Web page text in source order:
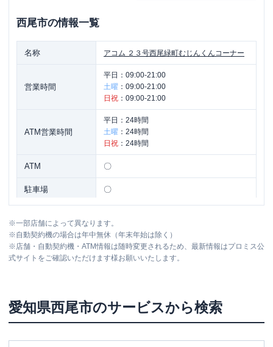
西尾市の情報一覧
名称 アコム ２３号西尾緑町むじんくんコーナー
営業時間
平日： 09:00-21:00
土曜 ： 09:00-21:00
日祝 ： 09:00-21:00
ATM営業時間
平日： 24時間
土曜 ： 24時間
日祝 ： 24時間
ATM 〇
駐車場 〇
住所
コーポ
名称 三菱ＵＦＪ銀行 西尾支店
日祝：-
ATM営業時間
土曜：7：00～24：00
※一部店舗によって異なります。
※自動契約機の場合は年中無休（年末年始は除く）
※店舗・自動契約機・ATM情報は随時変更されるため、最新情報はプロミス公
式サイトをご確認いただけます様お願いいたします。
愛知県西尾市のサービスから検索